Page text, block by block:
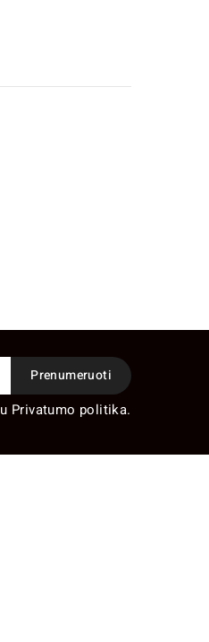
Privatumo politika.